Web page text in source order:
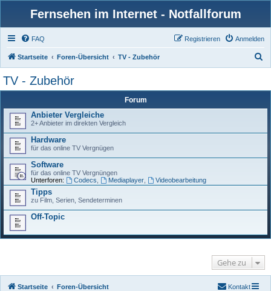
Fernsehen im Internet - Notfallforum
FAQ Anmelden
Registrieren
Startseite Foren-Übersicht TV - Zubehör
TV - Zubehör
Forum
Anbieter Vergleiche
2+ Anbieter im direkten Vergleich
Hardware
für das online TV Vergnügen
Software
für das online TV Vergnüngen
Unterforen:
Codecs Mediaplayer, Videobearbeitung
Tipps
zu Film, Serien, Sendeterminen
Off-Topic
Gehe zu
Startseite Foren-Übersicht Kontakt